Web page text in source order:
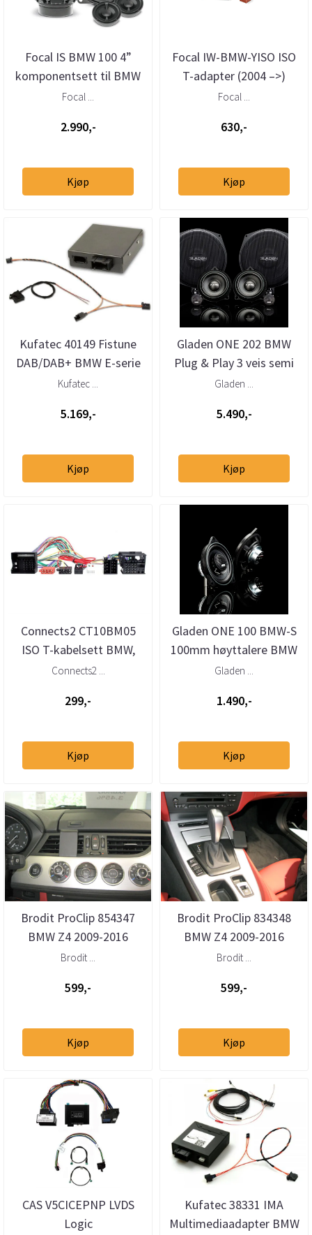
Focal IS BMW 100 4”
komponentsett til BMW
og MINI
Focal ...
2.990,-
Kjøp
Focal IW-BMW-YISO ISO
T-adapter (2004 –>)
Focal ...
630,-
Kjøp
Kufatec 40149 Fistune
DAB/DAB+ BMW E-serie
m/CIC Professional
Kufatec ...
5.169,-
Kjøp
Gladen ONE 202 BMW
Plug & Play 3 veis semi
aktiv system
Gladen ...
5.490,-
Kjøp
Connects2 CT10BM05
ISO T-kabelsett BMW,
Mini (2009–>)
Connects2 ...
299,-
Kjøp
Gladen ONE 100 BMW-S
100mm høyttalere BMW
Gladen ...
1.490,-
Kjøp
Brodit ProClip 854347
BMW Z4 2009-2016
Senter
Brodit ...
599,-
Kjøp
Brodit ProClip 834348
BMW Z4 2009-2016
Konsoll
Brodit ...
599,-
Kjøp
CAS V5CICEPNP LVDS
Logic
Kufatec 38331 IMA
Multimediaadapter BMW